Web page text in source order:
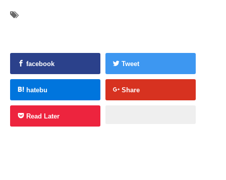
facebook Tweet
hatebu Share
Read Later